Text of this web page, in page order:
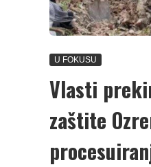
U FOKUSU
Vlasti
zaštite